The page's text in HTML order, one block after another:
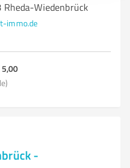
Wiedenbrück
immo.de
-